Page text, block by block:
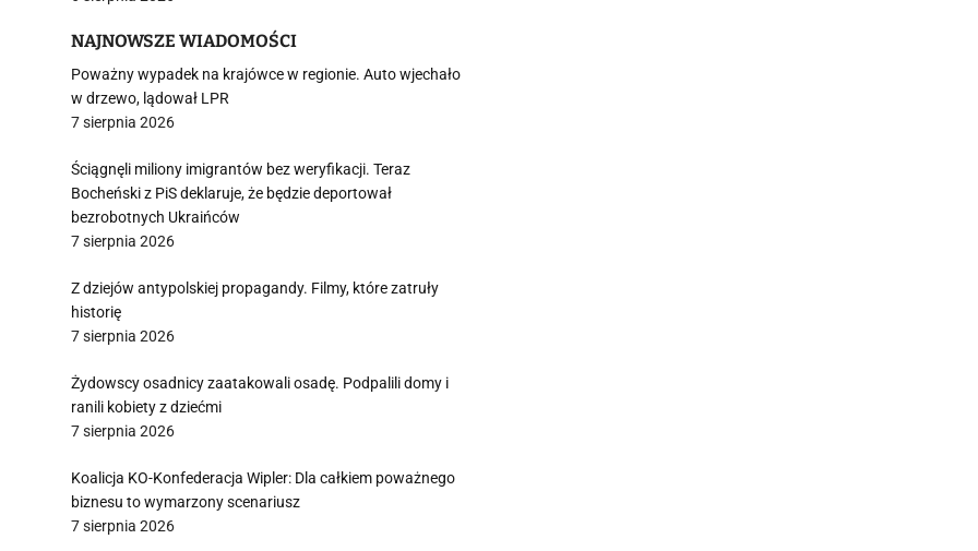
NAJNOWSZE WIADOMOŚCI
Poważny wypadek na krajówce w regionie. Auto wjechało
w drzewo, lądował LPR
7 sierpnia 2026
Ściągnęli miliony imigrantów bez weryfikacji. Teraz
Bocheński z PiS deklaruje, że będzie deportował
bezrobotnych Ukraińców
7 sierpnia 2026
Z dziejów antypolskiej propagandy. Filmy, które zatruły
historię
7 sierpnia 2026
Żydowscy osadnicy zaatakowali osadę. Podpalili domy i
ranili kobiety z dziećmi
7 sierpnia 2026
Koalicja KO-Konfederacja Wipler: Dla całkiem poważnego
biznesu to wymarzony scenariusz
7 sierpnia 2026